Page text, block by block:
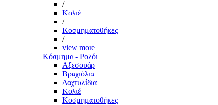
/
Κολιέ
/
Κοσμηματοθήκες
/
view more
Κόσμημα - Ρολόι
Αξεσουάρ
Βραχιόλια
Δαχτυλίδια
Κολιέ
Κοσμηματοθήκες